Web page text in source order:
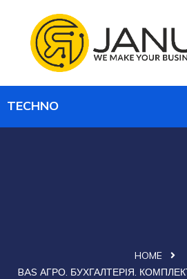
HOME
BAS АГРО. БУХГАЛТЕРІЯ.